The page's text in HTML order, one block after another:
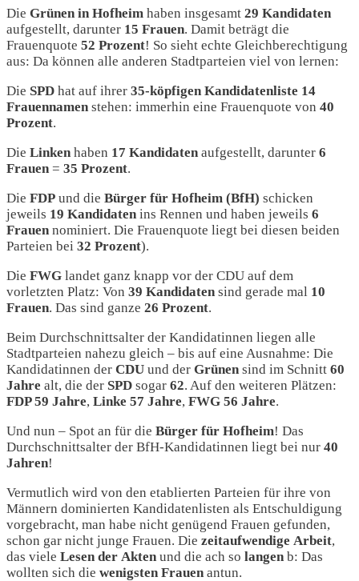
Die Grünen in Hofheim haben insgesamt 29 Kandidaten
aufgestellt, darunter 15 Frauen. Damit beträgt die
Frauenquote 52 Prozent! So sieht echte Gleichberechtigung
aus: Da können alle anderen Stadtparteien viel von lernen:
Die SPD hat auf ihrer 35-köpfigen Kandidatenliste 14
Frauennamen stehen: immerhin eine Frauenquote von 40
Prozent.
Die Linken haben 17 Kandidaten aufgestellt, darunter 6
Frauen = 35 Prozent.
Die FDP und die Bürger für Hofheim (BfH) schicken
jeweils 19 Kandidaten ins Rennen und haben jeweils 6
Frauen nominiert. Die Frauenquote liegt bei diesen beiden
Parteien bei 32 Prozent).
Die FWG landet ganz knapp vor der CDU auf dem
vorletzten Platz: Von 39 Kandidaten sind gerade mal 10
Frauen. Das sind ganze 26 Prozent.
Beim Durchschnittsalter der Kandidatinnen liegen alle
Stadtparteien nahezu gleich – bis auf eine Ausnahme: Die
Kandidatinnen der CDU und der Grünen sind im Schnitt 60
Jahre alt, die der SPD sogar 62. Auf den weiteren Plätzen:
FDP 59 Jahre, Linke 57 Jahre, FWG 56 Jahre.
Und nun – Spot an für die Bürger für Hofheim! Das
Durchschnittsalter der BfH-Kandidatinnen liegt bei nur 40
Jahren!
Vermutlich wird von den etablierten Parteien für ihre von
Männern dominierten Kandidatenlisten als Entschuldigung
vorgebracht, man habe nicht genügend Frauen gefunden,
schon gar nicht junge Frauen. Die zeitaufwendige Arbeit,
das viele Lesen der Akten und die ach so langen b: Das
wollten sich die wenigsten Frauen antun.